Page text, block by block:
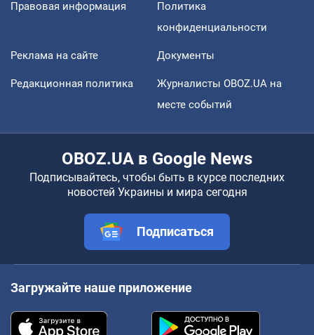
Правовая информация
Политика
конфиденциальности
Реклама на сайте Документы
Редакционная политика
Журналисты OBOZ.UA на
месте событий
OBOZ.UA в Google News
Подписывайтесь, чтобы быть в курсе последних
новостей Украины и мира сегодня
Подписаться
Загружайте наше приложение